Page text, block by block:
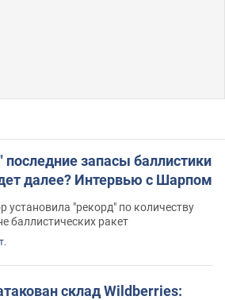
запасы баллистики
далее? Интервью с Шарпом
установила "рекорд" по количеству
баллистических ракет
склад Wildberries: